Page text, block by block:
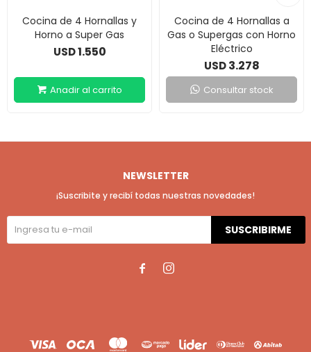
Cocina de 4 Hornallas y
Horno a Super Gas
USD1.550
Cocina de 4 Hornallas a
Gas o Supergas con Horno
Eléctrico
USD 3.278
Consultar stock
NEWSLETTER
¡Suscribite y recibí todas nuestras novedades!
SUSCRIBIRME
 